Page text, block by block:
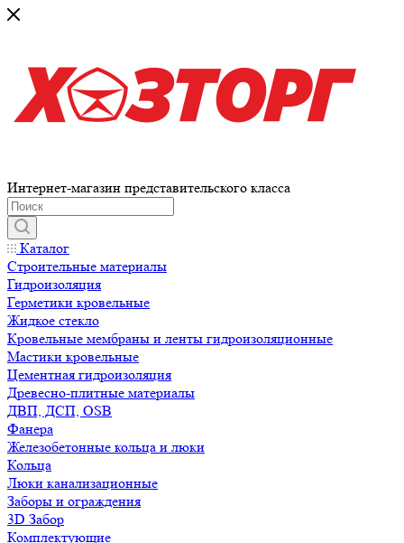
Интернет-магазин представительского класса
Каталог
Строительные материалы
Гидроизоляция
Герметики кровельные
Жидкое стекло
Кровельные мембраны и ленты гидроизоляционные
Мастики кровельные
Цементная гидроизоляция
Древесно-плитные материалы
ДВП, ДСП, OSB
Фанера
Железобетонные кольца и люки
Кольца
Люки канализационные
Заборы и ограждения
3D Забор
Комплектующие